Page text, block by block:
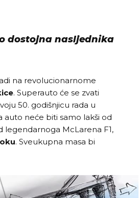
dostojna nasljednika
na revolucionarnome
. Superauto će se zvati
50. godišnjicu rada u
auto neće biti samo lakši od
legendarnoga McLarena F1,
. Sveukupna masa bi